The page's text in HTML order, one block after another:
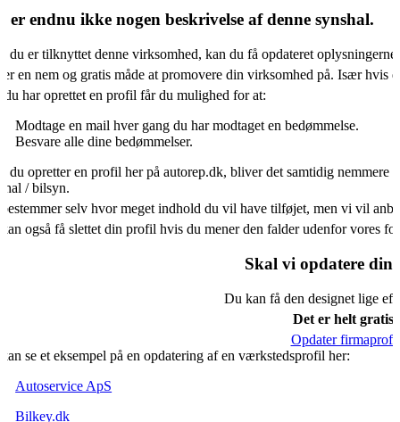
er endnu ikke nogen beskrivelse af denne synshal.
du er tilknyttet denne virksomhed, kan du få opdateret oplysningerne.
er en nem og gratis måde at promovere din virksomhed på. Især hvis
du har oprettet en profil får du mulighed for at:
Modtage en mail hver gang du har modtaget en bedømmelse.
Besvare alle dine bedømmelser.
du opretter en profil her på autorep.dk, bliver det samtidig nemmere
/ bilsyn.
selv hvor meget indhold du vil have tilføjet, men vi vil
også få slettet din profil hvis du mener den falder udenfor vores
Skal vi opdatere din
Du kan få den designet lige
Det er helt gratis.
Opdater firmaprofil
se et eksempel på en opdatering af en værkstedsprofil her:
Autoservice ApS
Bilkey.dk